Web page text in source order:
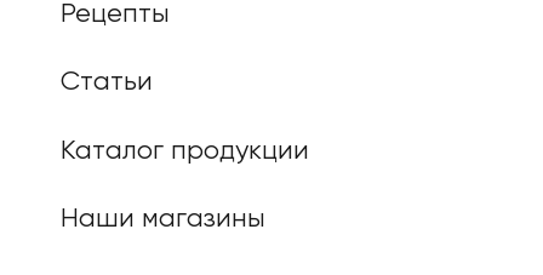
Рецепты
Статьи
Каталог продукции
Наши магазины